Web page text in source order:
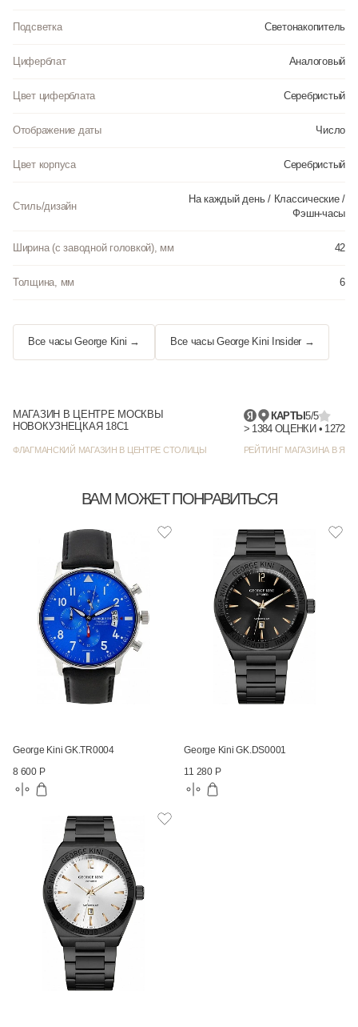
Подсветка Светонакопитель
Циферблат Аналоговый
Цвет циферблата Серебристый
Отображение даты Число
Цвет корпуса Серебристый
Стиль/дизайн
На каждый день / Классические /
Фэшн-часы
Ширина (с заводной головкой), мм 42
Толщина, мм 6
Все часы George Kini → Все часы George Kini Insider →
МАГАЗИН В ЦЕНТРЕ МОСКВЫ
НОВОКУЗНЕЦКАЯ 18С1
ФЛАГМАНСКИЙ МАГАЗИН В ЦЕНТРЕ СТОЛИЦЫ
КАРТЫ5/5
РЕЙТИНГ МАГАЗИНА В
ВАМ МОЖЕТ ПОНРАВИТЬСЯ
George Kini GK.TR0004
8 600 Р
George Kini GK.DS0001
11 280 Р